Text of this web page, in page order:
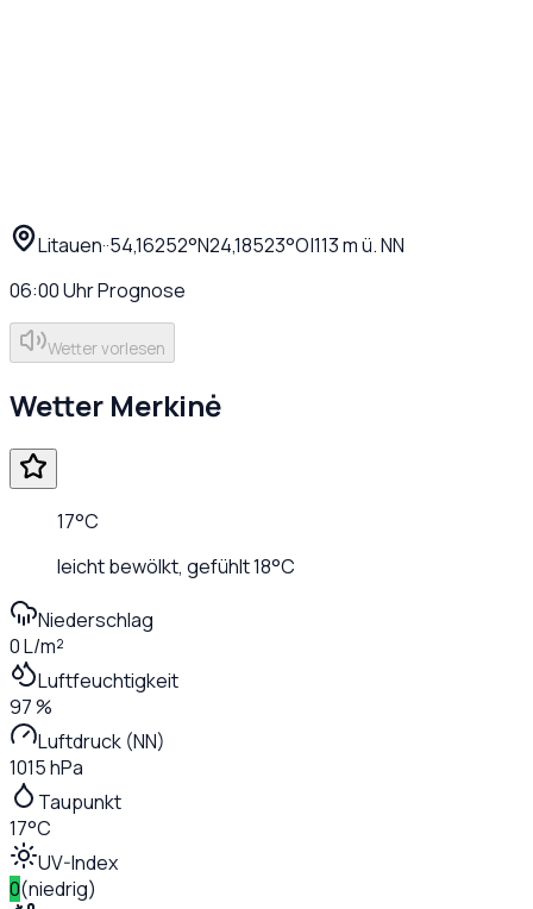
Litauen··54,16252°N24,18523°O|113m ü. NN
06:00UhrPrognose
Wetter vorlesen
Wetter Merkinė
17°C
leicht bewölkt, gefühlt18°C
Niederschlag
0 L/m²
Luftfeuchtigkeit
97 %
Luftdruck (NN)
1015 hPa
Taupunkt
17°C
UV-Index
0(niedrig)